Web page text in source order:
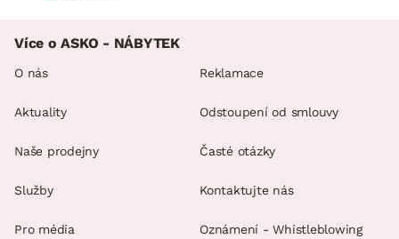
Více o ASKO - NÁBYTEK
O nás
Aktuality
Naše prodejny
Služby
Pro média
Reklamace
Odstoupení od smlouvy
Časté otázky
Kontaktujte nás
Oznámení - Whistleblowing